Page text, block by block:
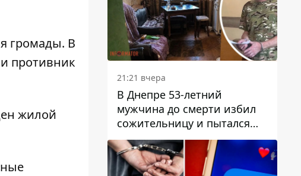
громады. В
противник
жилой
21:21 вчера
В Днепре 53-летний
мужчина до смерти избил
сожительницу и пытался
скрыть преступление:
детали